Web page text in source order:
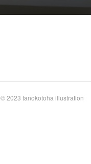
© 2023 tanokotoha illustration